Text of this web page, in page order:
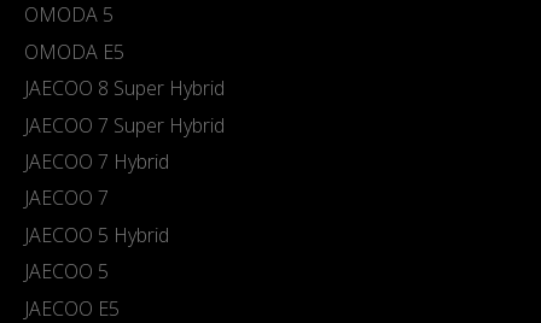
OMODA 5
OMODA E5
JAECOO 8 Super Hybrid
JAECOO 7 Super Hybrid
JAECOO 7 Hybrid
JAECOO 7
JAECOO 5 Hybrid
JAECOO 5
JAECOO E5